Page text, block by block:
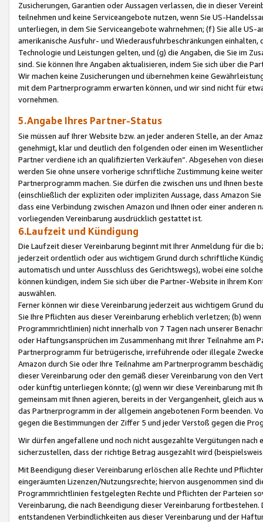
Zusicherungen, Garantien oder Aussagen verlassen, die in dieser
teilnehmen und keine Serviceangebote nutzen, wenn Sie US-
unterliegen, in dem Sie Serviceangebote wahrnehmen; (f) Sie alle
amerikanische Ausfuhr- und Wiederausfuhrbeschränkungen
Technologie und Leistungen gelten, und (g) die Angaben, die Sie im
sind. Sie können Ihre Angaben aktualisieren, indem Sie sich über die
Wir machen keine Zusicherungen und übernehmen keine
mit dem Partnerprogramm erwarten können, und wir sind nicht für
vornehmen.
5.Angabe Ihres Partner-Status
Sie müssen auf Ihrer Website bzw. an jeder anderen Stelle, an der
genehmigt, klar und deutlich den folgenden oder einen im
Partner verdiene ich an qualifizierten Verkäufen“. Abgesehen von
werden Sie ohne unsere vorherige schriftliche Zustimmung keine
Partnerprogramm machen. Sie dürfen die zwischen uns und Ihnen
(einschließlich der expliziten oder impliziten Aussage, dass Amazon
dass eine Verbindung zwischen Amazon und Ihnen oder einer
vorliegenden Vereinbarung ausdrücklich gestattet ist.
6.Laufzeit und Kündigung
Die Laufzeit dieser Vereinbarung beginnt mit Ihrer Anmeldung für die
jederzeit ordentlich oder aus wichtigem Grund durch schriftliche
automatisch und unter Ausschluss des Gerichtswegs), wobei eine
können kündigen, indem Sie sich über die Partner-Website in Ihrem
auswählen.
Ferner können wir diese Vereinbarung jederzeit aus wichtigem Grund
Sie Ihre Pflichten aus dieser Vereinbarung erheblich verletzen; (b)
Programmrichtlinien) nicht innerhalb von 7 Tagen nach unserer
oder Haftungsansprüchen im Zusammenhang mit Ihrer Teilnahme am
Partnerprogramm für betrügerische, irreführende oder illegale
Amazon durch Sie oder Ihre Teilnahme am Partnerprogramm
dieser Vereinbarung oder den gemäß dieser Vereinbarung von den
oder künftig unterliegen könnte; (g) wenn wir diese Vereinbarung mit
gemeinsam mit Ihnen agieren, bereits in der Vergangenheit, gleich
das Partnerprogramm in der allgemein angebotenen Form beenden.
gegen die Bestimmungen der Ziffer 5 und jeder Verstoß gegen die
Wir dürfen angefallene und noch nicht ausgezahlte Vergütungen
sicherzustellen, dass der richtige Betrag ausgezahlt wird
Mit Beendigung dieser Vereinbarung erlöschen alle Rechte und
eingeräumten Lizenzen/Nutzungsrechte; hiervon ausgenommen sind
Programmrichtlinien festgelegten Rechte und Pflichten der Parteien
Vereinbarung, die nach Beendigung dieser Vereinbarung
entstandenen Verbindlichkeiten aus dieser Vereinbarung und der